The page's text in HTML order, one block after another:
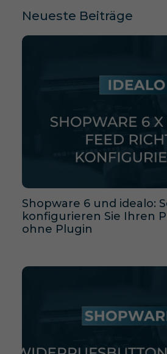
Neueste Beiträge
Shopware 6 und idealo:
konfigurieren Sie Ihren
ohne Plugin